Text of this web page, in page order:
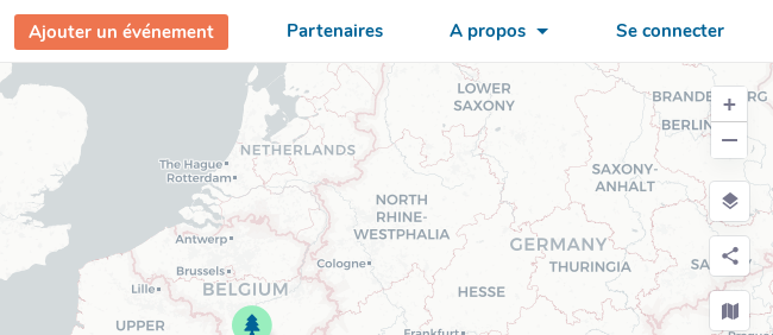
Ajouter un événement Partenaires A propos Se connecter
+
−